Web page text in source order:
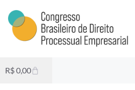
R$0,00